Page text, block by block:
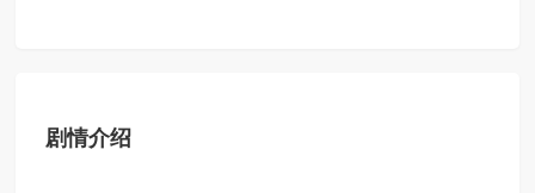
剧情介绍